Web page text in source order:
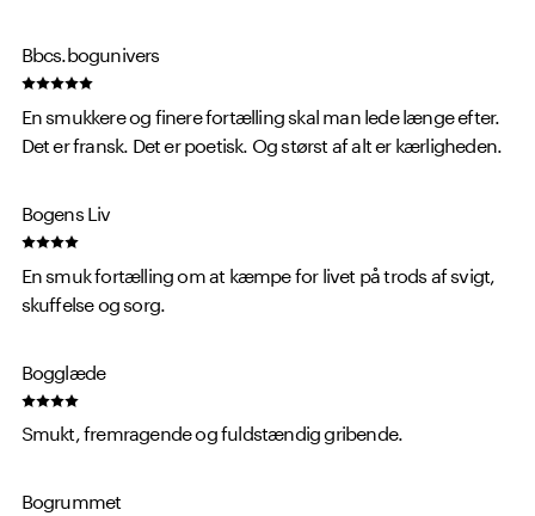
Bbcs.bogunivers
En smukkere og finere fortælling skal man lede længe efter.
Det er fransk. Det er poetisk. Og størst af alt er kærligheden.
Bogens Liv
En smuk fortælling om at kæmpe for livet på trods af svigt,
skuffelse og sorg.
Bogglæde
Smukt, fremragende og fuldstændig gribende.
Bogrummet